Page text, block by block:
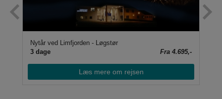
Nytår ved Limfjorden - Løgstør
3 dage
Fra 4.695,-
Læs mere om rejsen